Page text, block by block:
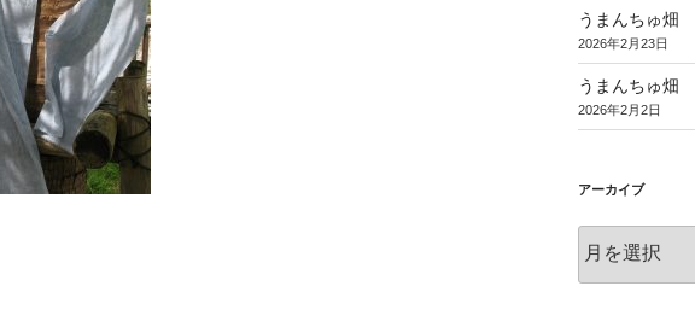
うまんちゅ畑
2026年2月23日
うまんちゅ畑
2026年2月2日
アーカイブ
ー